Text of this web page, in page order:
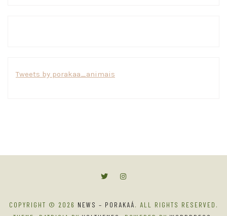
Tweets by porakaa_animais
COPYRIGHT © 2026 NEWS – PORAKAÁ. ALL RIGHTS RESERVED.